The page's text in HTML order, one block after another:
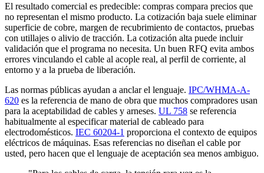
El resultado comercial es predecible: compras compara precios que
no representan el mismo producto. La cotización baja suele eliminar
superficie de cobre, margen de recubrimiento de contactos, pruebas
con utillajes o alivio de tracción. La cotización alta puede incluir
validación que el programa no necesita. Un buen RFQ evita ambos
errores vinculando el cable al acople real, al perfil de corriente, al
entorno y a la prueba de liberación.
Las normas públicas ayudan a anclar el lenguaje. IPC/WHMA-A-
620 es la referencia de mano de obra que muchos compradores usan
para la aceptabilidad de cables y arneses. UL 758 se referencia
habitualmente al especificar material de cableado para
electrodomésticos. IEC 60204-1 proporciona el contexto de equipos
eléctricos de máquinas. Esas referencias no diseñan el cable por
usted, pero hacen que el lenguaje de aceptación sea menos ambiguo.